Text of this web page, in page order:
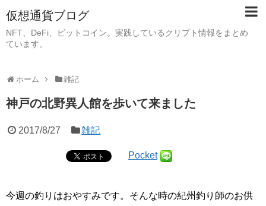
仮想通貨ブログ
NFT、DeFi、ビットコイン。実践しているクリプト情報をまとめ
ています。
ホーム 雑記
神戸の北野異人館を歩いて来ました
2017/8/27 雑記
Pocket
今週の釣りはおやすみです。そんな時の紀州釣り師のお供